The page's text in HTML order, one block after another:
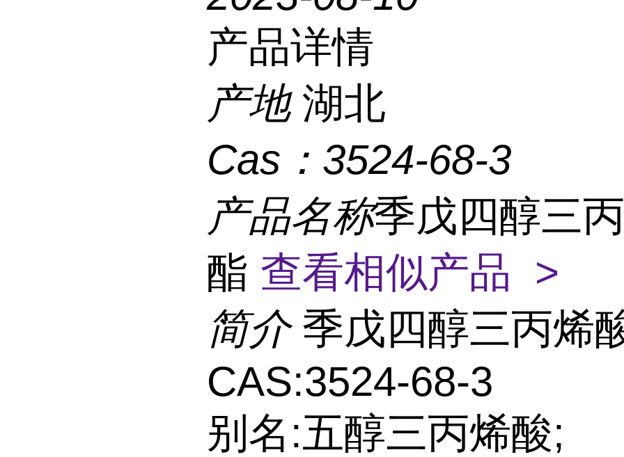
产品详情
产地 湖北
Cas： 3524-68-3
产品名称季戊四醇三
酯 查看相似产品 >
简介 季戊四醇三丙烯
CAS:3524-68-3
别名:五醇三丙烯酸;